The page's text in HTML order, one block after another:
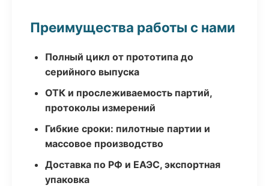
Преимущества работы с нами
Полный цикл от прототипа до
серийного выпуска
ОТК и прослеживаемость партий,
протоколы измерений
Гибкие сроки: пилотные партии и
массовое производство
Доставка по РФ и ЕАЭС, экспортная
упаковка